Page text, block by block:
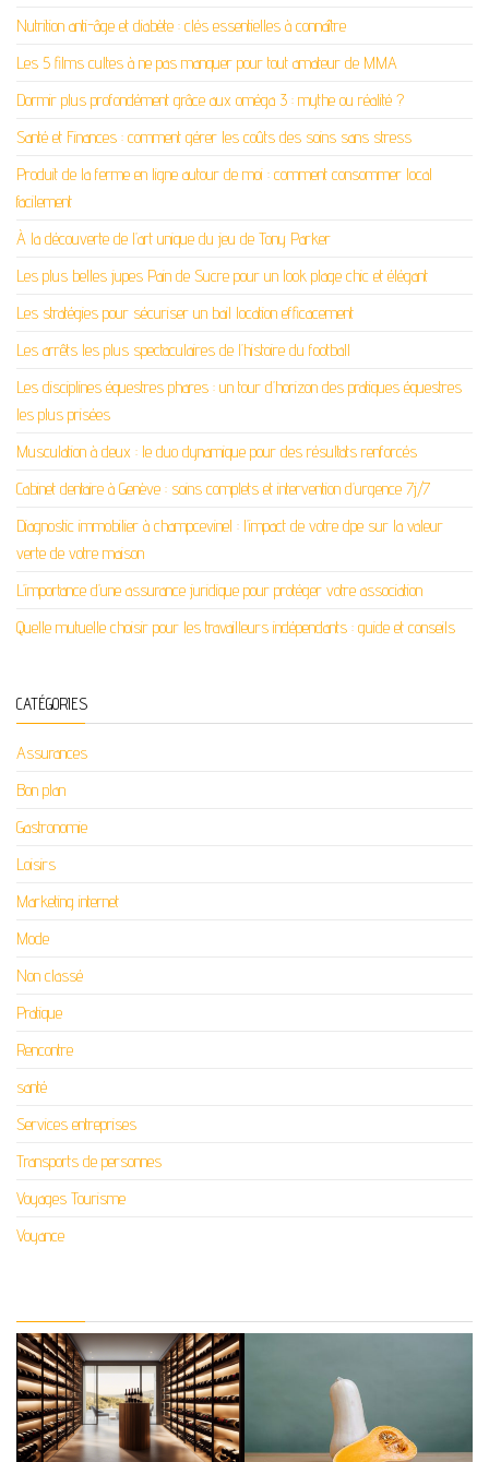
Nutrition anti-âge et diabète : clés essentielles à connaître
Les 5 films cultes à ne pas manquer pour tout amateur de MMA
Dormir plus profondément grâce aux oméga 3 : mythe ou réalité ?
Santé et Finances : comment gérer les coûts des soins sans stress
Produit de la ferme en ligne autour de moi : comment consommer local
facilement
À la découverte de l’art unique du jeu de Tony Parker
Les plus belles jupes Pain de Sucre pour un look plage chic et élégant
Les stratégies pour sécuriser un bail location efficacement
Les arrêts les plus spectaculaires de l’histoire du football
Les disciplines équestres phares : un tour d’horizon des pratiques équestres
les plus prisées
Musculation à deux : le duo dynamique pour des résultats renforcés
Cabinet dentaire à Genève : soins complets et intervention d’urgence 7j/7
Diagnostic immobilier à champcevinel : l’impact de votre dpe sur la valeur
verte de votre maison
L’importance d’une assurance juridique pour protéger votre association
Quelle mutuelle choisir pour les travailleurs indépendants : guide et conseils
CATÉGORIES
Assurances
Bon plan
Gastronomie
Loisirs
Marketing internet
Mode
Non classé
Pratique
Rencontre
santé
Services entreprises
Transports de personnes
Voyages Tourisme
Voyance